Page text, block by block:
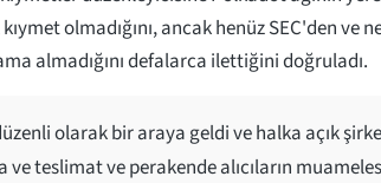
olmadığını, ancak henüz SEC'den ve
almadığını defalarca ilettiğini doğruladı.
olarak bir araya geldi ve halka açık
ve teslimat ve perakende alıcıların